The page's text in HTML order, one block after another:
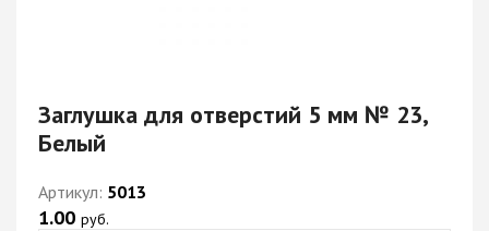
Заглушка для отверстий 5 мм № 23,
Белый
Артикул: 5013
1.00 руб.